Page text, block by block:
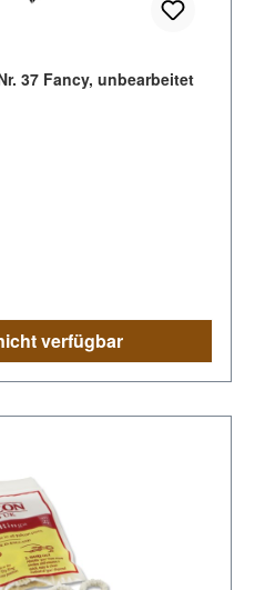
37 Fancy, unbearbeitet
verfügbar